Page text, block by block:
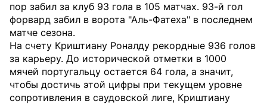
пор забил за клуб 93 гола в 105 матчах. 93-й гол
форвард забил в ворота "Аль-Фатеха" в последнем
матче сезона.
На счету Криштиану Роналду рекордные 936 голов
за карьеру. До исторической отметки в 1000
мячей португальцу остается 64 гола, а значит,
чтобы достичь этой цифры при текущем уровне
сопротивления в саудовской лиге, Криштиану